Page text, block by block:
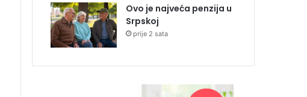
Ovo je najveća penzija u
Srpskoj
prije 2 sata